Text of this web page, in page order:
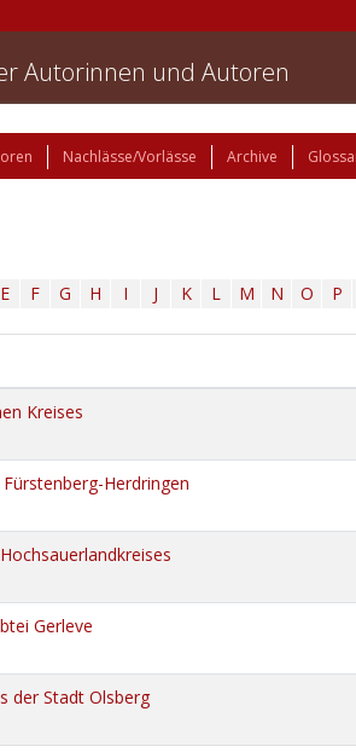
Autorinnen und Autoren
Nachlässe/Vorlässe Archive
E F G H I J K L M N O P
Kreises
Herdringen
Gerleve
der Stadt Olsberg